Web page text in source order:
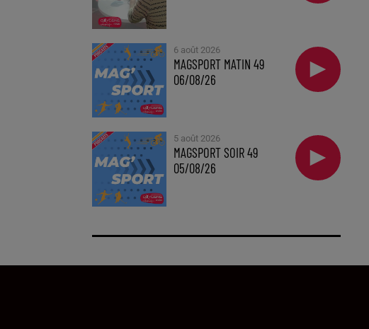
6 août 2026
MAGSPORT MATIN 49
06/08/26
5 août 2026
MAGSPORT SOIR 49
05/08/26